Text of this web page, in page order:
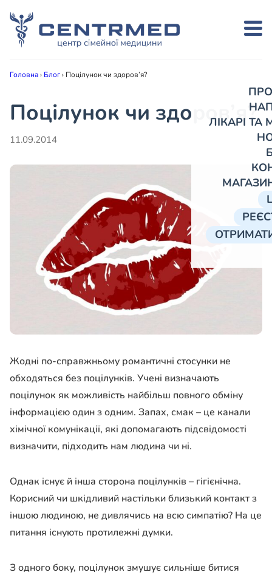
ЛІКАРІ
Головна› Блог› Поцілунок чи здоров’я?
Поцілунок чи здоров’я?
11.09.2014
Жодні по-справжньому романтичні стосунки не
обходяться без поцілунків. Учені визначають
поцілунок як можливість найбільш повного обміну
інформацією один з одним. Запах, смак – це канали
хімічної комунікації, які допомагають підсвідомості
визначити, підходить нам людина чи ні.
Однак існує й інша сторона поцілунків – гігієнічна.
Корисний чи шкідливий настільки близький контакт з
іншою людиною, не дивлячись на всю симпатію? На це
питання існують протилежні думки.
З одного боку, поцілунок змушує сильніше битися